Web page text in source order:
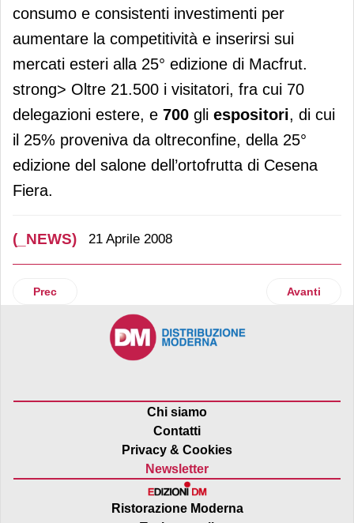
consumo e consistenti investimenti per
aumentare la competitività e inserirsi sui
mercati esteri alla 25° edizione di Macfrut.
strong> Oltre 21.500 i visitatori, fra cui 70
delegazioni estere, e 700 gli espositori, di cui
il 25% proveniva da oltreconfine, della 25°
edizione del salone dell’ortofrutta di Cesena
Fiera.
(_NEWS) 21 Aprile 2008
Articolo precedente: Rincari
Prec Articolo
Avanti
Chi siamo
Contatti
Privacy & Cookies
Newsletter
Ristorazione Moderna